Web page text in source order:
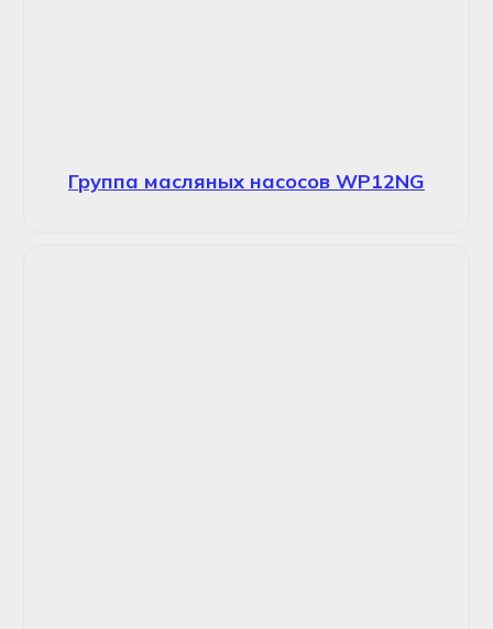
Группа масляных насосов WP12NG